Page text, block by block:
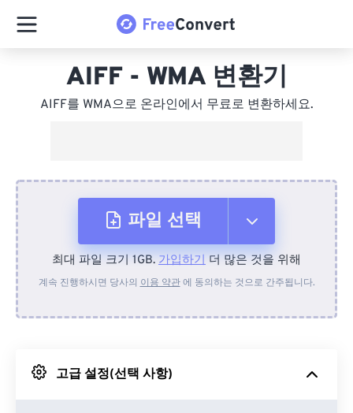
AIFF - WMA 변환기
AIFF를 WMA으로 온라인에서 무료로 변환하세요.
파일 선택
장치에서
Google 드라이브에서
최대 파일 크기 1GB. 가입하기 더 많은 것을 위해
계속 진행하시면 당사의 이용 약관에 동의하는 것으로 간주됩니다.
고급 설정(선택 사항)